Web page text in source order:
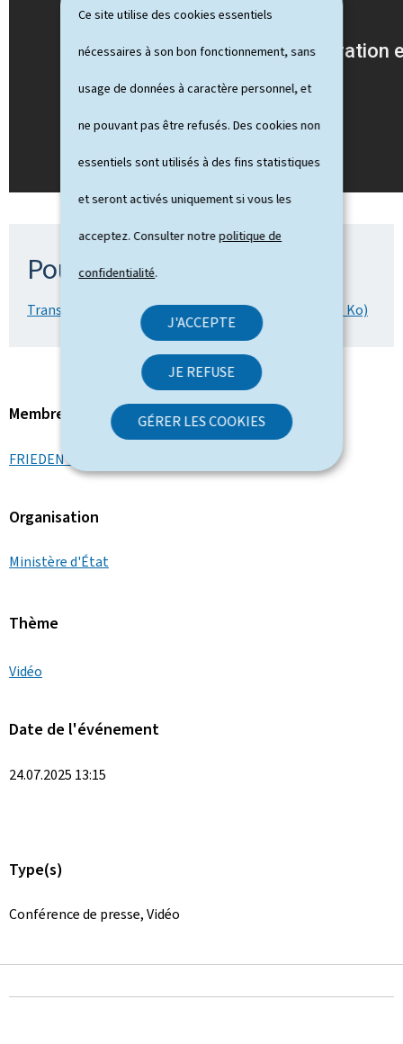
Ce site utilise des cookies essentiels
nécessaires à son bon fonctionnement, sans
usage de données à caractère personnel, et
ne pouvant pas être refusés. Des cookies non
essentiels sont utilisés à des fins statistiques
et seront activés uniquement si vous les
acceptez. Consulter notrepolitique de
confidentialité.
J'ACCEPTE
JE REFUSE
GÉRER LES COOKIES
Pour en savoir plus
Transcription du sous-titrage - 24.07.2025 (Word, 49 Ko)
Membre du gouvernement
FRIEDEN Luc
Organisation
Ministère d'État
Thème
Vidéo
Date de l'événement
24.07.2025 13:15
Type(s)
Conférence de presse, Vidéo